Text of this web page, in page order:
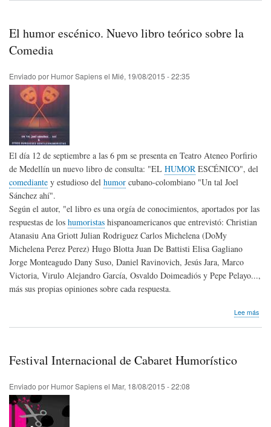
El humor escénico. Nuevo libro teórico sobre la
Comedia
Enviado por Humor Sapiensel Mié, 19/08/2015 - 22:35
El día 12 de septiembre a las 6 pm se presenta en Teatro Ateneo Porfirio
de Medellín un nuevo libro de consulta: "EL HUMOR ESCÉNICO", del
comediante y estudioso del humor cubano-colombiano "Un tal Joel
Sánchez ahí".
Según el autor, "el libro es una orgía de conocimientos, aportados por las
respuestas de los humoristas hispanoamericanos que entrevistó: Christian
Atanasiu Ana Griott Julian Rodriguez Carlos Michelena (DoMy
Michelena Perez Perez) Hugo Blotta Juan De Battisti Elisa Gagliano
Jorge Monteagudo Dany Suso, Daniel Ravinovich, Jesús Jara, Marco
Victoria, Virulo Alejandro García, Osvaldo Doimeadiós y Pepe Pelayo...,
más sus propias opiniones sobre cada respuesta.
Lee más
Festival Internacional de Cabaret Humorístico
Enviado por Humor Sapiensel Mar, 18/08/2015 - 22:08